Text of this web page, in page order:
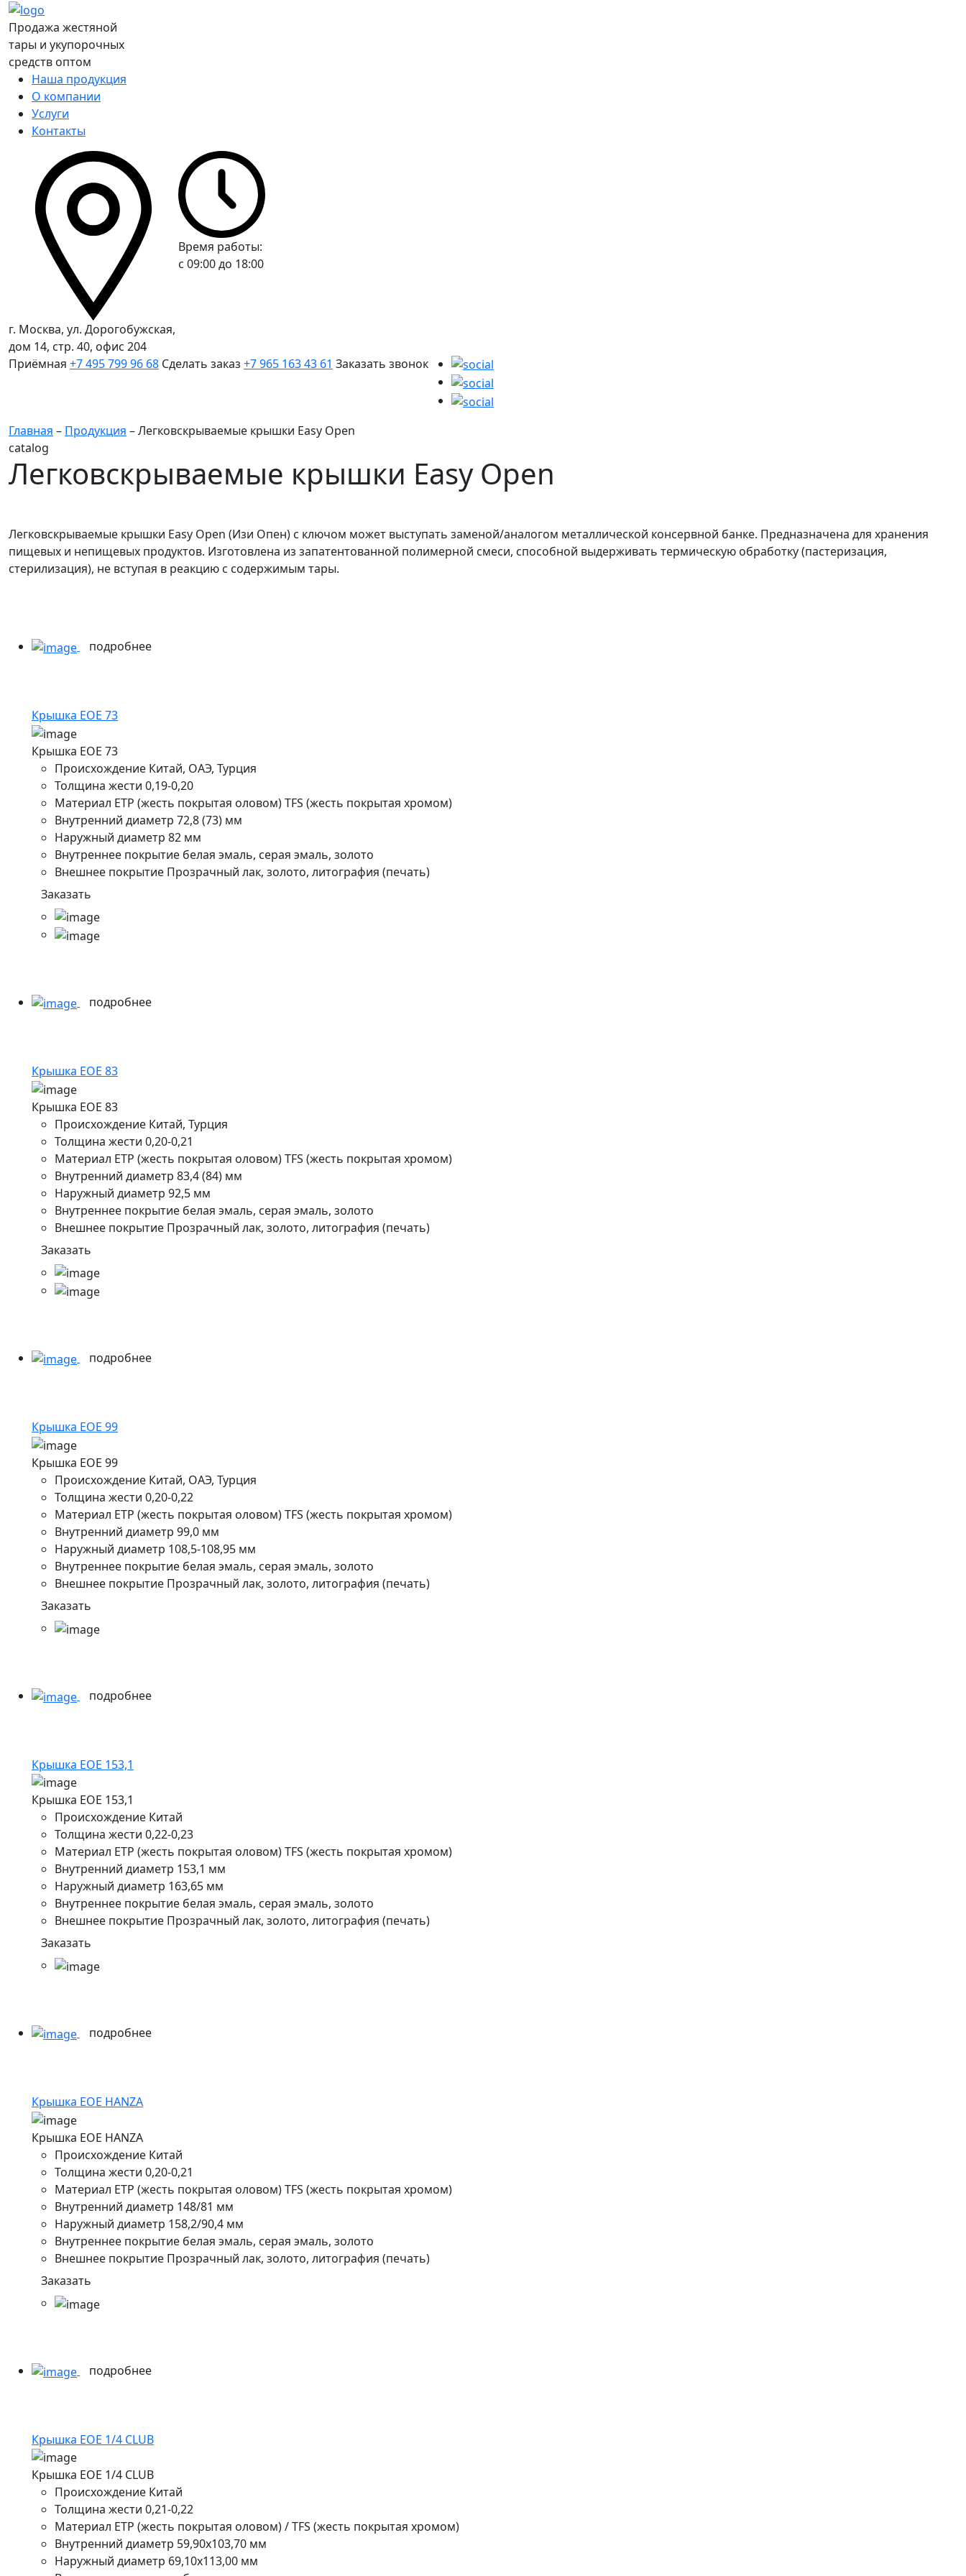
Продажа жестяной
тары и укупорочных
средств оптом
Наша продукция
О компании
Услуги
Контакты
г. Москва, ул. Дорогобужская,
дом 14, стр. 40, офис 204
Время работы:
c 09:00 до 18:00
Приёмная +7 495 799 96 68 Сделать заказ +7 965 163 43 61 Заказать звонок
Главная – Продукция –Легковскрываемые крышки Easy Open
catalog
Легковскрываемые крышки Easy Open
Легковскрываемые крышки Easy Open (Изи Опен) с ключом может выступать заменой/аналогом металлической консервной банке. Предназначена для хранения
пищевых и непищевых продуктов. Изготовлена из запатентованной полимерной смеси, способной выдерживать термическую обработку (пастеризация,
стерилизация), не вступая в реакцию с содержимым тары.
подробнее
Крышка ЕОE 73
Крышка ЕОE 73
Происхождение Китай, ОАЭ, Турция
Толщина жести 0,19-0,20
Материал ETP (жесть покрытая оловом) TFS (жесть покрытая хромом)
Внутренний диаметр 72,8 (73) мм
Наружный диаметр 82 мм
Внутреннее покрытие белая эмаль, серая эмаль, золото
Внешнее покрытие Прозрачный лак, золото, литография (печать)
Заказать
подробнее
Крышка ЕОE 83
Крышка ЕОE 83
Происхождение Китай, Турция
Толщина жести 0,20-0,21
Материал ETP (жесть покрытая оловом) TFS (жесть покрытая хромом)
Внутренний диаметр 83,4 (84) мм
Наружный диаметр 92,5 мм
Внутреннее покрытие белая эмаль, серая эмаль, золото
Внешнее покрытие Прозрачный лак, золото, литография (печать)
Заказать
подробнее
Крышка ЕОE 99
Крышка ЕОE 99
Происхождение Китай, ОАЭ, Турция
Толщина жести 0,20-0,22
Материал ETP (жесть покрытая оловом) TFS (жесть покрытая хромом)
Внутренний диаметр 99,0 мм
Наружный диаметр 108,5-108,95 мм
Внутреннее покрытие белая эмаль, серая эмаль, золото
Внешнее покрытие Прозрачный лак, золото, литография (печать)
Заказать
подробнее
Крышка EOE 153,1
Крышка EOE 153,1
Происхождение Китай
Толщина жести 0,22-0,23
Материал ETP (жесть покрытая оловом) TFS (жесть покрытая хромом)
Внутренний диаметр 153,1 мм
Наружный диаметр 163,65 мм
Внутреннее покрытие белая эмаль, серая эмаль, золото
Внешнее покрытие Прозрачный лак, золото, литография (печать)
Заказать
подробнее
Крышка ЕОЕ HANZA
Крышка ЕОЕ HANZA
Происхождение Китай
Толщина жести 0,20-0,21
Материал ETP (жесть покрытая оловом) TFS (жесть покрытая хромом)
Внутренний диаметр 148/81 мм
Наружный диаметр 158,2/90,4 мм
Внутреннее покрытие белая эмаль, серая эмаль, золото
Внешнее покрытие Прозрачный лак, золото, литография (печать)
Заказать
подробнее
Крышка EOE 1/4 CLUB
Крышка EOE 1/4 CLUB
Происхождение Китай
Толщина жести 0,21-0,22
Материал ETP (жесть покрытая оловом) / TFS (жесть покрытая хромом)
Внутренний диаметр 59,90х103,70 мм
Наружный диаметр 69,10х113,00 мм